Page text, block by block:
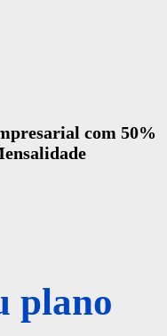
com 50%
plano